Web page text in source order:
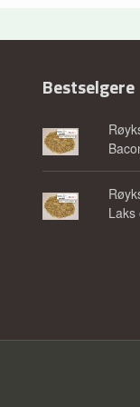
Bestselgere